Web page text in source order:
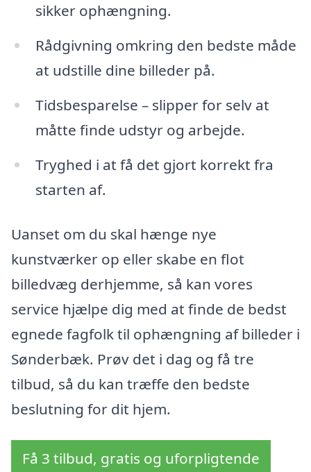
sikker ophængning.
Rådgivning omkring den bedste måde
at udstille dine billeder på.
Tidsbesparelse – slipper for selv at
måtte finde udstyr og arbejde.
Tryghed i at få det gjort korrekt fra
starten af.
Uanset om du skal hænge nye
kunstværker op eller skabe en flot
billedvæg derhjemme, så kan vores
service hjælpe dig med at finde de bedst
egnede fagfolk til ophængning af billeder i
Sønderbæk. Prøv det i dag og få tre
tilbud, så du kan træffe den bedste
beslutning for dit hjem.
Få 3 tilbud, gratis og uforpligtende